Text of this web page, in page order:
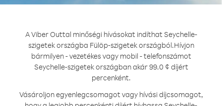
A Viber Outtal minőségi hívásokat indíthat Seychelle-
szigetek országba Fülöp-szigetek országból.Hívjon
bármilyen - vezetékes vagy mobil - telefonszámot
Seychelle-szigetek országban akár 99.0 ¢ díjért
percenként.
Vásároljon egyenlegcsomagot vagy hívási díjcsomagot,